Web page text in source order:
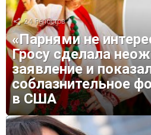
24 Репостов
«Парнями не
Гросу сделала
заявление и
соблазнительное
в США